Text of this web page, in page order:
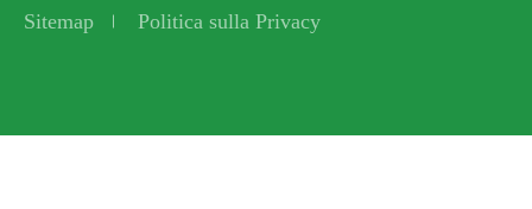
Sitemap
Politica sulla Privacy